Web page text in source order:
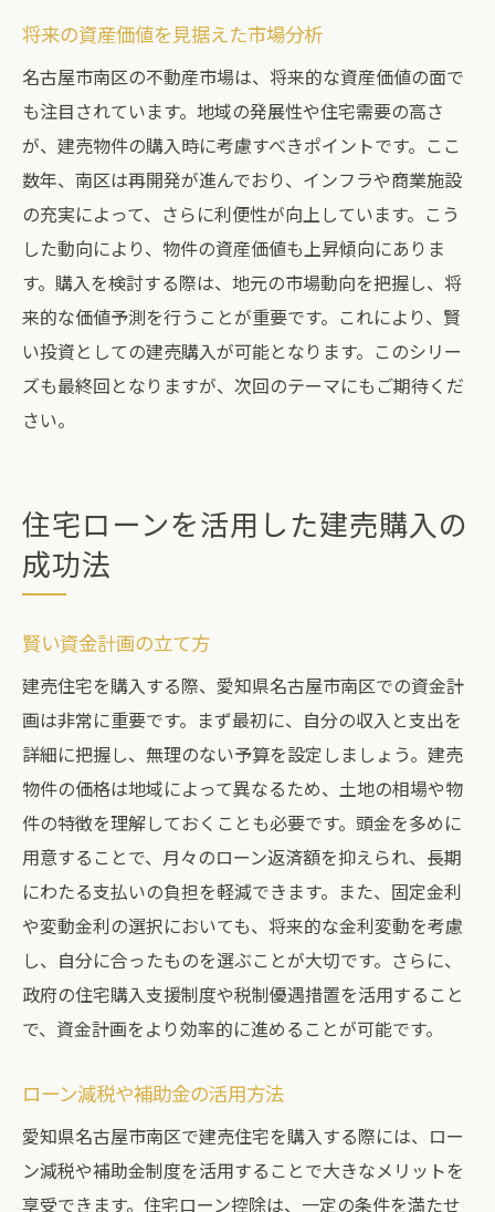
将来の資産価値を見据えた市場分析
名古屋市南区の不動産市場は、将来的な資産価値の面で
も注目されています。地域の発展性や住宅需要の高さ
が、建売物件の購入時に考慮すべきポイントです。ここ
数年、南区は再開発が進んでおり、インフラや商業施設
の充実によって、さらに利便性が向上しています。こう
した動向により、物件の資産価値も上昇傾向にありま
す。購入を検討する際は、地元の市場動向を把握し、将
来的な価値予測を行うことが重要です。これにより、賢
い投資としての建売購入が可能となります。このシリー
ズも最終回となりますが、次回のテーマにもご期待くだ
さい。
住宅ローンを活用した建売購入の
成功法
賢い資金計画の立て方
建売住宅を購入する際、愛知県名古屋市南区での資金計
画は非常に重要です。まず最初に、自分の収入と支出を
詳細に把握し、無理のない予算を設定しましょう。建売
物件の価格は地域によって異なるため、土地の相場や物
件の特徴を理解しておくことも必要です。頭金を多めに
用意することで、月々のローン返済額を抑えられ、長期
にわたる支払いの負担を軽減できます。また、固定金利
や変動金利の選択においても、将来的な金利変動を考慮
し、自分に合ったものを選ぶことが大切です。さらに、
政府の住宅購入支援制度や税制優遇措置を活用すること
で、資金計画をより効率的に進めることが可能です。
ローン減税や補助金の活用方法
愛知県名古屋市南区で建売住宅を購入する際には、ロー
ン減税や補助金制度を活用することで大きなメリットを
享受できます。住宅ローン控除は、一定の条件を満たせ